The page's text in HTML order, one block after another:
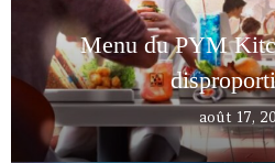
Menu du PYM
août 17,